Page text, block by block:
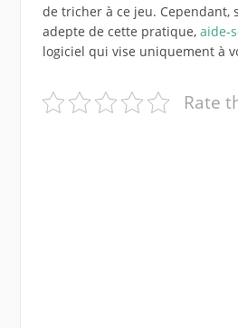
de tricher à ce jeu. Cependant,
adepte de cette pratique, aide-
logiciel qui vise uniquement à
Rate